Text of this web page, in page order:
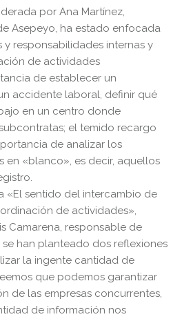
por Ana Martínez,
Asepeyo, ha estado enfocada
y responsabilidades internas y
de actividades
de establecer un
accidente laboral, definir qué
en un centro donde
el temido recargo
de analizar los
en «blanco», es decir, aquellos
«El sentido del intercambio de
de actividades»,
Camarena, responsable de
han planteado dos reflexiones
la ingente cantidad de
que podemos garantizar
de las empresas concurrentes,
de información nos